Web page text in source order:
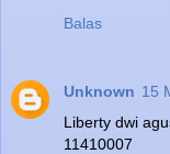
Balas
Unknown 15
Liberty dwi
11410007